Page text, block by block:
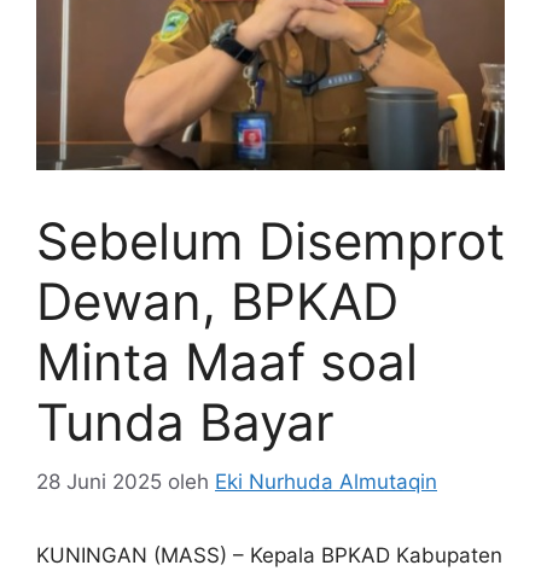
Sebelum Disemprot
Dewan, BPKAD
Minta Maaf soal
Tunda Bayar
28 Juni 2025 oleh Eki Nurhuda Almutaqin
KUNINGAN (MASS) – Kepala BPKAD Kabupaten